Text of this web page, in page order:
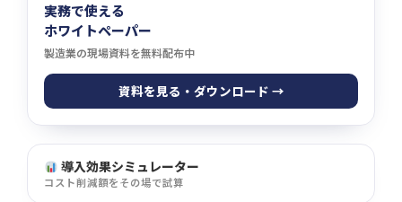
実務で使える
ホワイトペーパー
製造業の現場資料を無料配布中
資料を見る・ダウンロード →
導入効果シミュレーター
コスト削減額をその場で試算